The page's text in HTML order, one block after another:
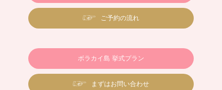
ご予約の流れ
ボラカイ島 挙式プラン
まずはお問い合わせ